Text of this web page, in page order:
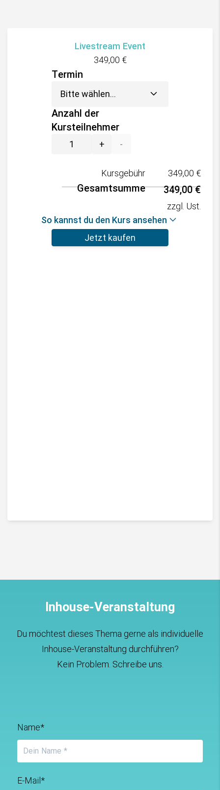
Livestream Event
349,00 €
Termin
Anzahl der
Kursteilnehmer
+ -
Kursgebühr 349,00 €
Gesamtsumme 349,00€
zzgl. Ust.
So kannst du den Kurs ansehen
Jetzt kaufen
Inhouse-Veranstaltung
Du möchtest dieses Thema gerne als individuelle
Inhouse-Veranstaltung durchführen?
Kein Problem. Schreibe uns.
Name*
E-Mail*